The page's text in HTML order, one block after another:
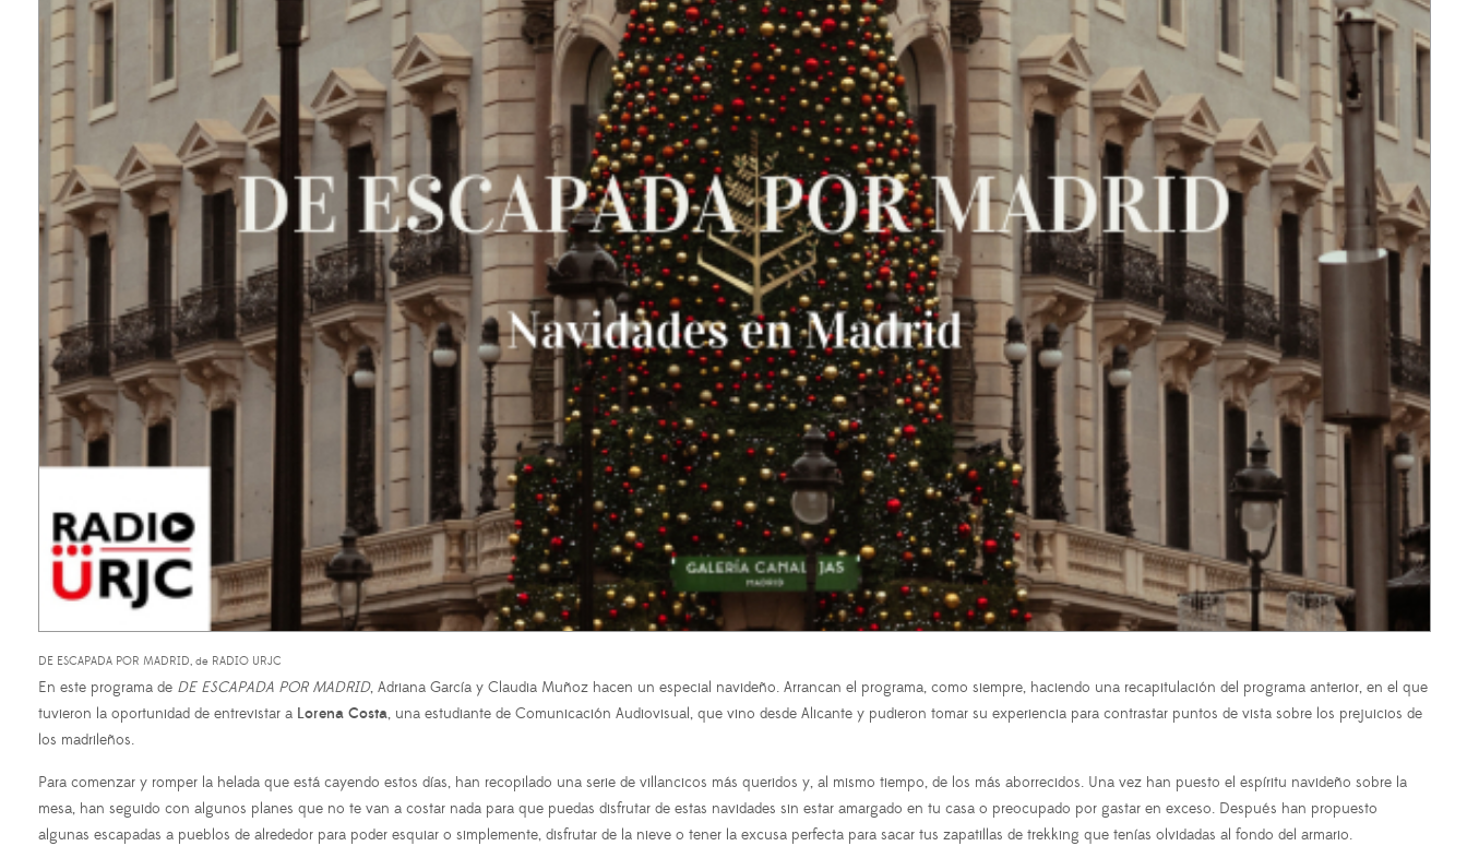
DE ESCAPADA POR MADRID, de RADIO URJC
En este programa de DE ESCAPADA POR MADRID, Adriana García y Claudia Muñoz hacen un especial navideño. Arrancan el programa, como siempre, haciendo una recapitulación del programa anterior, en el que
tuvieron la oportunidad de entrevistar a Lorena Costa, una estudiante de Comunicación Audiovisual, que vino desde Alicante y pudieron tomar su experiencia para contrastar puntos de vista sobre los prejuicios de
los madrileños.
Para comenzar y romper la helada que está cayendo estos días, han recopilado una serie de villancicos más queridos y, al mismo tiempo, de los más aborrecidos. Una vez han puesto el espíritu navideño sobre la
mesa, han seguido con algunos planes que no te van a costar nada para que puedas disfrutar de estas navidades sin estar amargado en tu casa o preocupado por gastar en exceso. Después han propuesto
algunas escapadas a pueblos de alrededor para poder esquiar o simplemente, disfrutar de la nieve o tener la excusa perfecta para sacar tus zapatillas de trekking que tenías olvidadas al fondo del armario.